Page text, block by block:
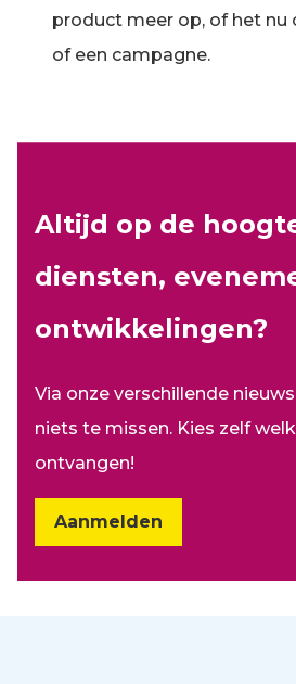
product meer op, of het nu
of een campagne.
Altijd op de
diensten,
ontwikkelingen?
Via onze verschillende
niets te missen. Kies zelf
ontvangen!
Aanmelden